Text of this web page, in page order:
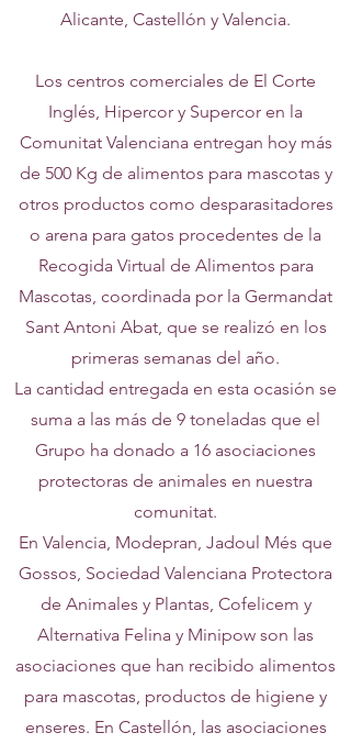
Alicante, Castellón y Valencia.
Los centros comerciales de El Corte
Inglés, Hipercor y Supercor en la
Comunitat Valenciana entregan hoy más
de 500 Kg de alimentos para mascotas y
otros productos como desparasitadores
o arena para gatos procedentes de la
Recogida Virtual de Alimentos para
Mascotas, coordinada por la Germandat
Sant Antoni Abat, que se realizó en los
primeras semanas del año.
La cantidad entregada en esta ocasión se
suma a las más de 9 toneladas que el
Grupo ha donado a 16 asociaciones
protectoras de animales en nuestra
comunitat.
En Valencia, Modepran, Jadoul Més que
Gossos, Sociedad Valenciana Protectora
de Animales y Plantas, Cofelicem y
Alternativa Felina y Minipow son las
asociaciones que han recibido alimentos
para mascotas, productos de higiene y
enseres. En Castellón, las asociaciones